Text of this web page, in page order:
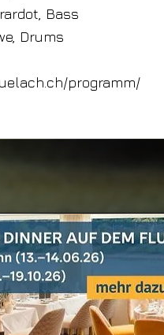
Bass
Drums
programm/